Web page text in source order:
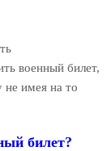
военный билет,
имея на то
билет?